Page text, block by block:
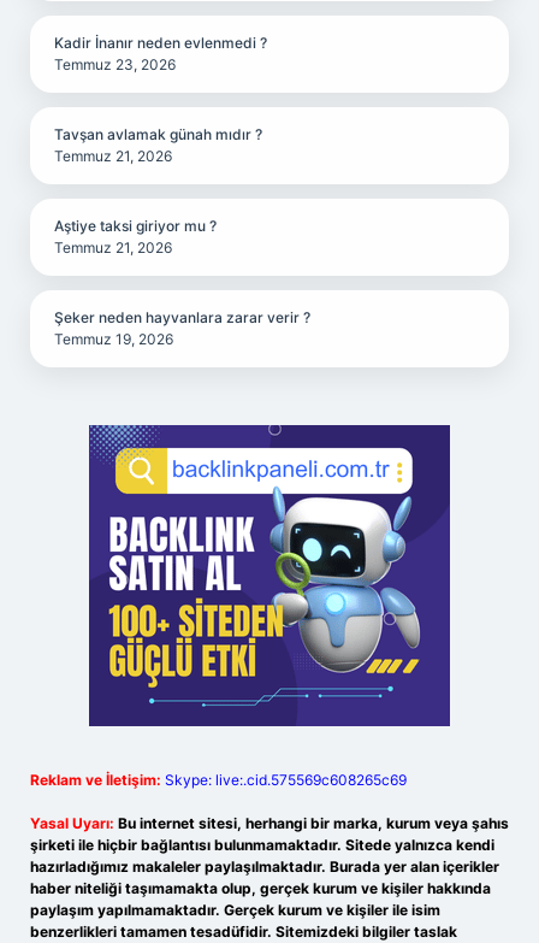
Kadir İnanır neden evlenmedi ?
Temmuz 23, 2026
Tavşan avlamak günah mıdır ?
Temmuz 21, 2026
Aştiye taksi giriyor mu ?
Temmuz 21, 2026
Şeker neden hayvanlara zarar verir ?
Temmuz 19, 2026
Reklam ve İletişim: Skype: live:.cid.575569c608265c69
Yasal Uyarı: Bu internet sitesi, herhangi bir marka, kurum veya şahıs
şirketi ile hiçbir bağlantısı bulunmamaktadır. Sitede yalnızca kendi
hazırladığımız makaleler paylaşılmaktadır. Burada yer alan içerikler
haber niteliği taşımamakta olup, gerçek kurum ve kişiler hakkında
paylaşım yapılmamaktadır. Gerçek kurum ve kişiler ile isim
benzerlikleri tamamen tesadüfidir. Sitemizdeki bilgiler taslak